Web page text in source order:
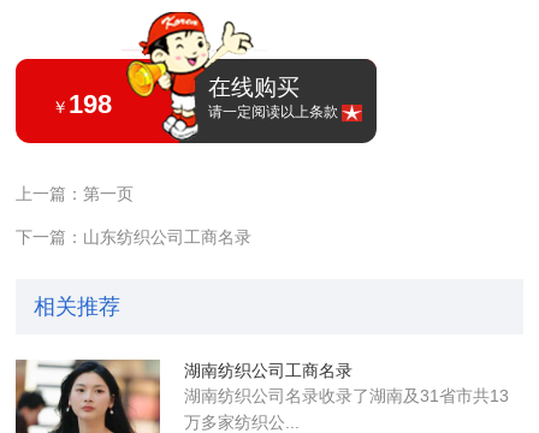
￥ 198
在线购买
请一定阅读以上条款
上一篇：第一页
下一篇：山东纺织公司工商名录
相关推荐
湖南纺织公司工商名录
湖南纺织公司名录收录了湖南及31省市共13
万多家纺织公...